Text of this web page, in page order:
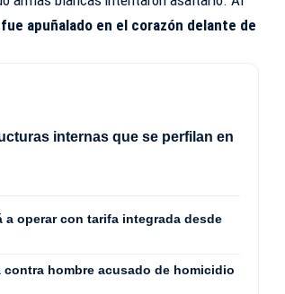
apuñalado en el corazón delante de
internas que se perfilan en
a operar con tarifa integrada desde
hombre acusado de homicidio